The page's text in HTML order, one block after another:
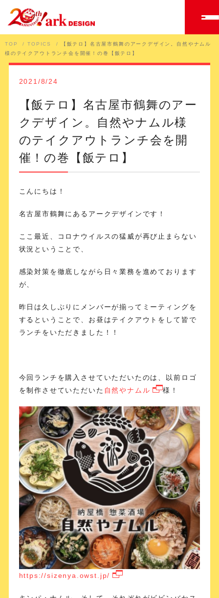
TOP TOPICS
【飯テロ】名古屋市鶴舞のアークデザイン。自然やナムル
様のテイクアウトランチ会を開催！の巻【飯テロ】
2021/8/24
【飯テロ】名古屋市鶴舞のアー
クデザイン。自然やナムル様
のテイクアウトランチ会を開
催！の巻【飯テロ】
こんにちは！
名古屋市鶴舞にあるアークデザインです！
ここ最近、コロナウイルスの猛威が再び止まらない
状況ということで、
感染対策を徹底しながら日々業務を進めております
が、
昨日は久しぶりにメンバーが揃ってミーティングを
するということで、お昼はテイクアウトをして皆で
ランチをいただきました！！
今回ランチを購入させていただいたのは、以前ロゴ
を制作させていただいた 自然やナムル 様！
https://sizenya.owst.jp/